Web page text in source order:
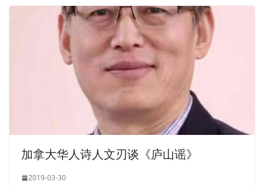
加拿大华人诗人文刃谈《庐山谣》
2019-03-30